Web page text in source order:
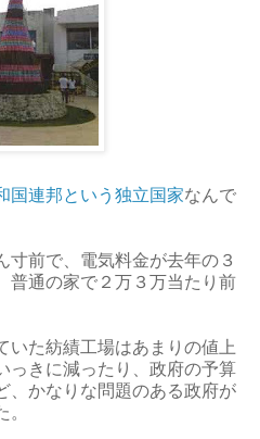
国連邦という独立国家なんで
寸前で、電気料金が去年の３
普通の家で２万３万当たり前
いた紡績工場はあまりの値上
っきに減ったり、政府の予算
、かなりな問題のある政府が